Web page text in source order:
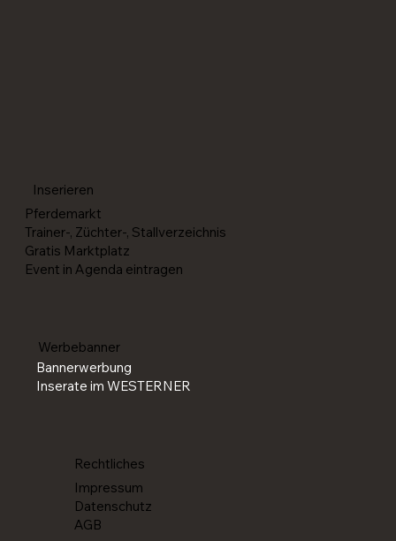
Rechtliches
Impressum
Datenschutz
AGB
Inserieren
Pferdemarkt
Trainer-, Züchter-, Stallverzeichnis
Gratis Marktplatz
Event in Agenda eintragen
Werbebanner
Bannerwerbung
Inserate im WESTERNER